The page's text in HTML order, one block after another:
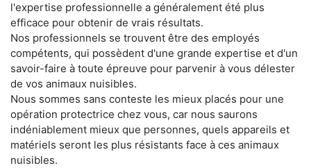
l'expertise professionnelle a généralement été plus
efficace pour obtenir de vrais résultats.
Nos professionnels se trouvent être des employés
compétents, qui possèdent d'une grande expertise et d'un
savoir-faire à toute épreuve pour parvenir à vous délester
de vos animaux nuisibles.
Nous sommes sans conteste les mieux placés pour une
opération protectrice chez vous, car nous saurons
indéniablement mieux que personnes, quels appareils et
matériels seront les plus résistants face à ces animaux
nuisibles.